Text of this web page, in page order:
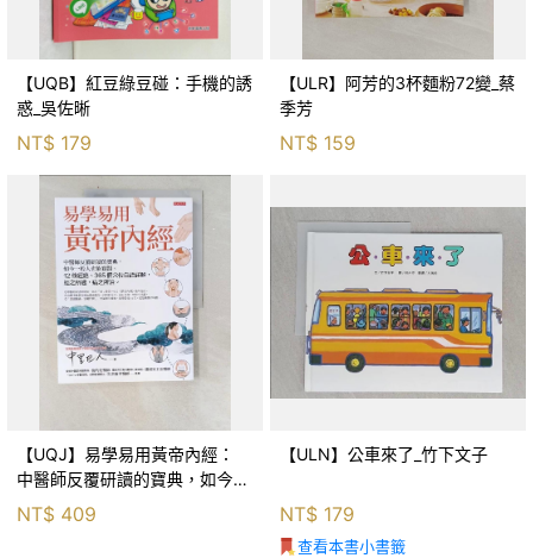
【UQB】紅豆綠豆碰：手機的誘
惑_吳佐晰
NT$ 179
【ULR】阿芳的3杯麵粉72變_蔡
季芳
NT$ 159
【UQJ】易學易用黃帝內經：
中醫師反覆研讀的寶典，如今一
般人也能實踐。12條經絡、365
個穴位白話詳解，經之所過，病
NT$ 409
【ULN】公車來了_竹下文子
NT$ 179
查看本書小書籤